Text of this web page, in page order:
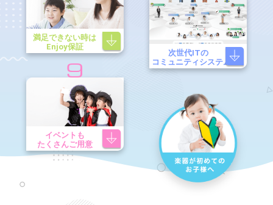
満足できない時は
Enjoy保証
次世代ITの
コミュニティシステム
9
イベントも
たくさんご用意